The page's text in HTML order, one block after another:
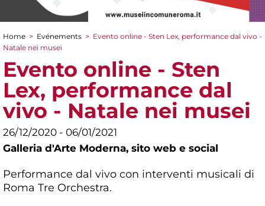
You are here
Home > Evénements > Evento online - Sten Lex, performance dal vivo -
Natale nei musei
Evento online - Sten
Lex, performance dal
vivo - Natale nei musei
26/12/2020 - 06/01/2021
Galleria d'Arte Moderna, sito web e social
Performance dal vivo con interventi musicali di
Roma Tre Orchestra.